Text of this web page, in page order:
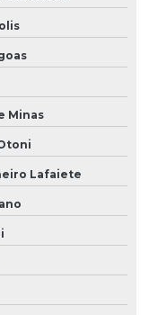
Minas
Lafaiete